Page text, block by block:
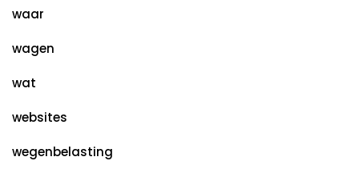
waar
wagen
wat
websites
wegenbelasting